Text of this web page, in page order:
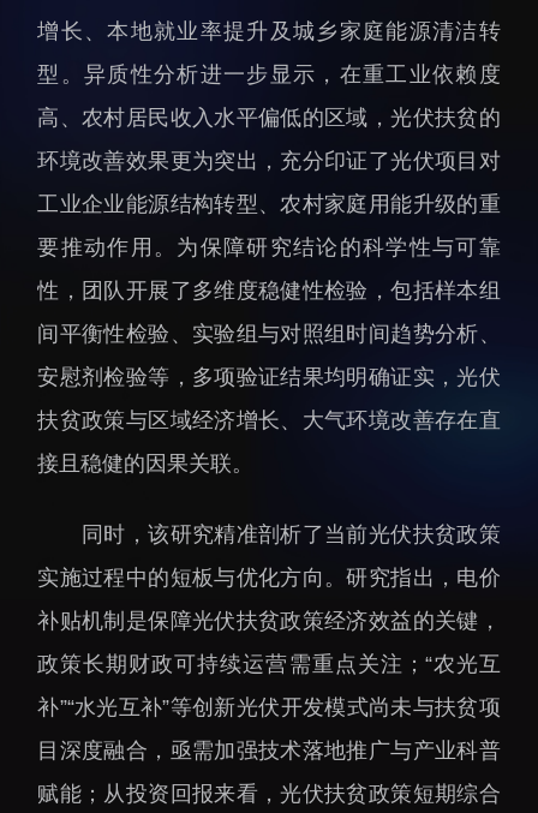
科学普及
先进视界
教育概况
招生信息
学位培养
学生工作
学生就业
教育动态
学生活动
先进榜YOUNG
体育与健康
讲座信息
交流动态
国合项目
转移转化
控股企业
增长、本地就业率提升及城乡家庭能源清洁转
型。异质性分析进一步显示，在重工业依赖度
高、农村居民收入水平偏低的区域，光伏扶贫的
环境改善效果更为突出，充分印证了光伏项目对
工业企业能源结构转型、农村家庭用能升级的重
要推动作用。为保障研究结论的科学性与可靠
性，团队开展了多维度稳健性检验，包括样本组
间平衡性检验、实验组与对照组时间趋势分析、
安慰剂检验等，多项验证结果均明确证实，光伏
扶贫政策与区域经济增长、大气环境改善存在直
接且稳健的因果关联。
同时，该研究精准剖析了当前光伏扶贫政策
实施过程中的短板与优化方向。研究指出，电价
补贴机制是保障光伏扶贫政策经济效益的关键，
政策长期财政可持续运营需重点关注；“农光互
补”“水光互补”等创新光伏开发模式尚未与扶贫项
目深度融合，亟需加强技术落地推广与产业科普
赋能；从投资回报来看，光伏扶贫政策短期综合